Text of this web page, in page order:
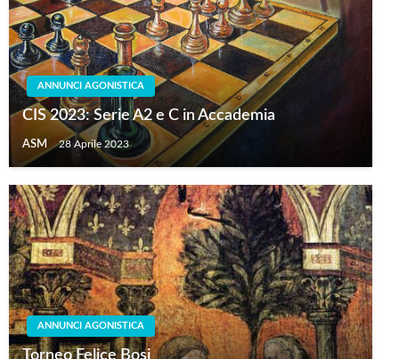
ANNUNCI AGONISTICA
CIS 2023: Serie A2 e C in Accademia
ASM 28 Aprile 2023
ANNUNCI AGONISTICA
Torneo Felice Bosi